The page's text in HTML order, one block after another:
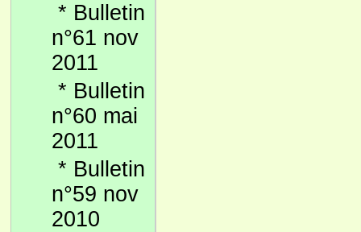
* Bulletin
n°61 nov
2011
* Bulletin
n°60 mai
2011
* Bulletin
n°59 nov
2010